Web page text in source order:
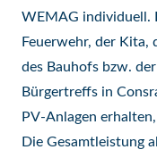
WEMAG individuell.
Feuerwehr, der Kita,
des Bauhofs bzw.
Bürgertreffs in
PV-Anlagen
Die Gesamtleistung